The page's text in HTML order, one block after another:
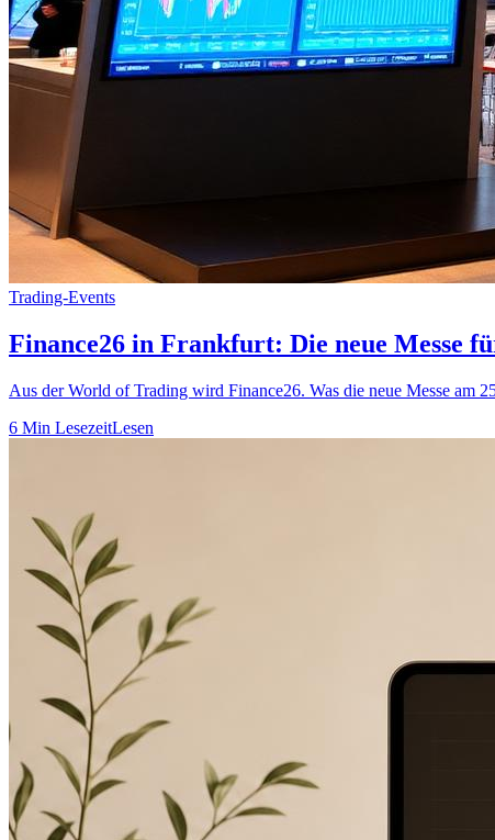
Trading-Events
Finance26 in Frankfurt: Die neue Messe
Aus der World of Trading wird Finance26. Was die neue Messe am
6 Min LesezeitLesen